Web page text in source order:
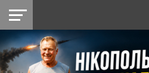
НІКОПОЛЬ
РАЙОН
СІЧЕСЛАВСЬКА
УКРАЇНА
РЕТРО
НІКОПОЛЬ
ЛАЙТ
УКРАЇНА
ДОПОМОГА
РАДІО